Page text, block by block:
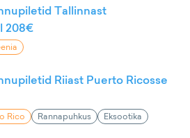
Tallinnast
208€
Riiast Puerto Ricosse
Rico Rannapuhkus Eksootika